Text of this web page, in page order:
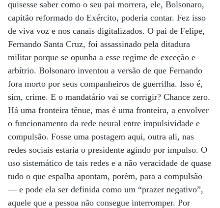
quisesse saber como o seu pai morrera, ele, Bolsonaro,
capitão reformado do Exército, poderia contar. Fez isso
de viva voz e nos canais digitalizados. O pai de Felipe,
Fernando Santa Cruz, foi assassinado pela ditadura
militar porque se opunha a esse regime de exceção e
arbítrio. Bolsonaro inventou a versão de que Fernando
fora morto por seus companheiros de guerrilha. Isso é,
sim, crime. E o mandatário vai se corrigir? Chance zero.
Há uma fronteira tênue, mas é uma fronteira, a envolver
o funcionamento da rede neural entre impulsividade e
compulsão. Fosse uma postagem aqui, outra ali, nas
redes sociais estaria o presidente agindo por impulso. O
uso sistemático de tais redes e a não veracidade de quase
tudo o que espalha apontam, porém, para a compulsão
— e pode ela ser definida como um “prazer negativo”,
aquele que a pessoa não consegue interromper. Por